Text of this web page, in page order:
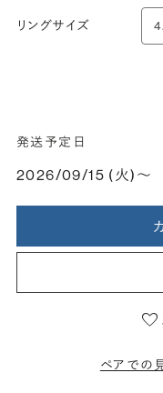
リングサイズ
発送予定日
2026/09/15 (火)〜
ペアでの